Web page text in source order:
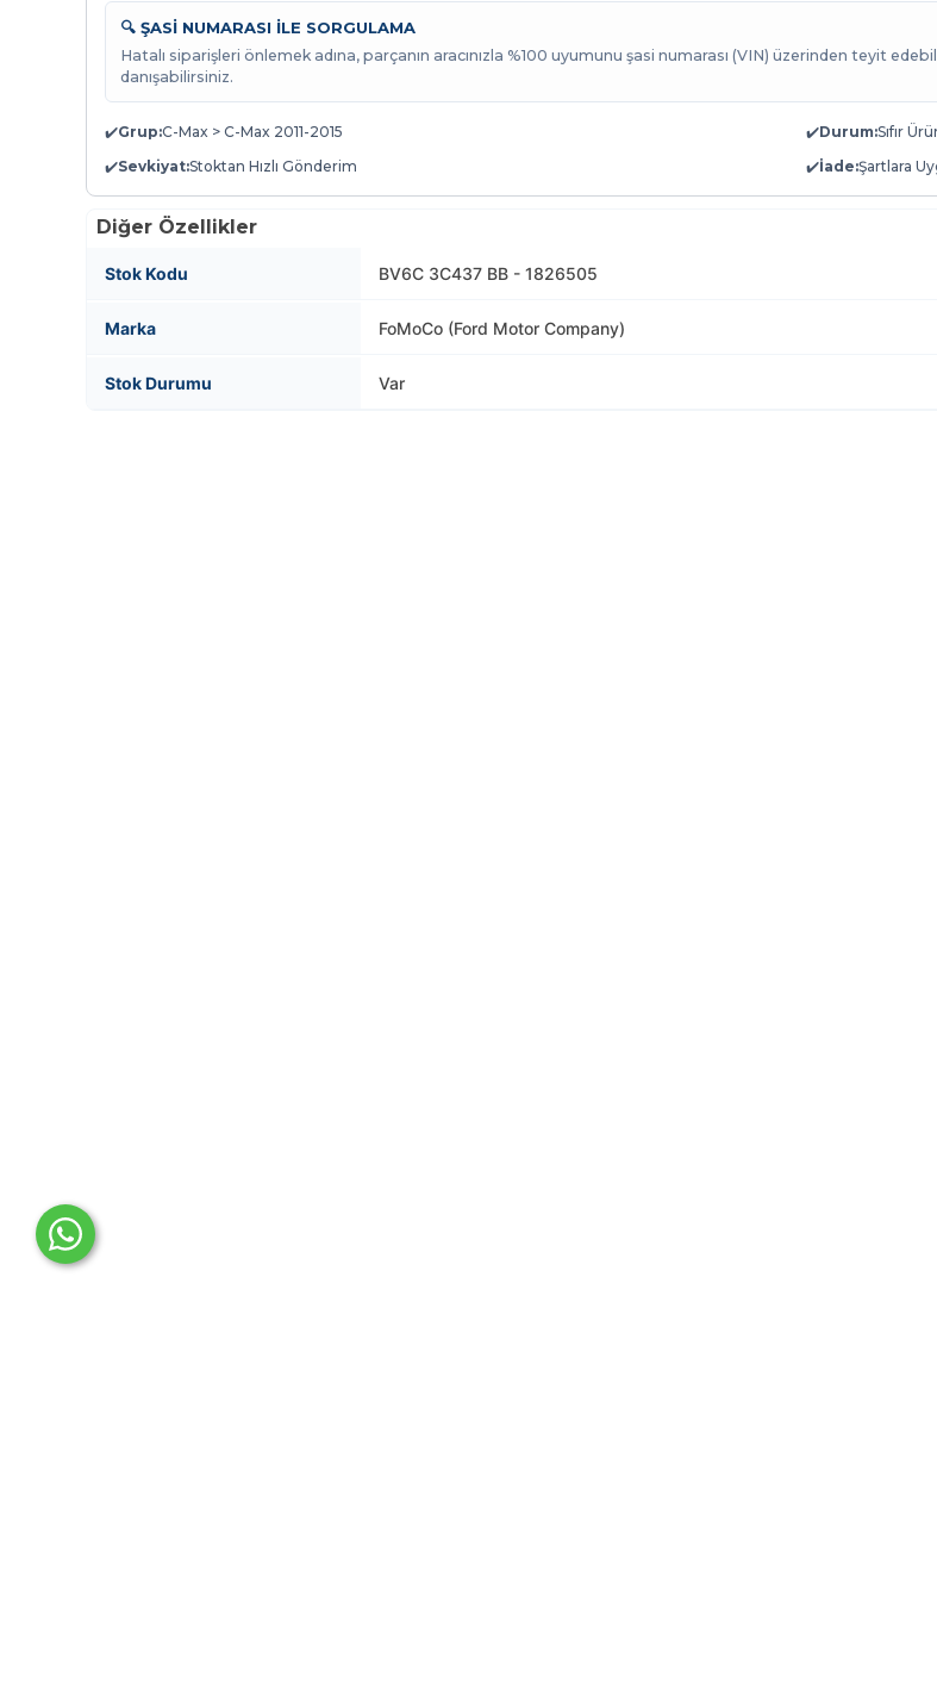
🔍 ŞASİ NUMARASI İLE SORGULAMA
Hatalı siparişleri önlemek adına, parçanın aracınızla %100 uyumunu şasi numarası (VIN) üzerinden teyit
danışabilirsiniz.
✔️Grup:C-Max > C-Max 2011-2015 ✔️Durum:Sıfır
✔️Sevkiyat:Stoktan Hızlı Gönderim ✔️İade:Şartlara
Diğer Özellikler
Stok Kodu BV6C 3C437 BB - 1826505
Marka FoMoCo (Ford Motor Company)
Stok Durumu Var